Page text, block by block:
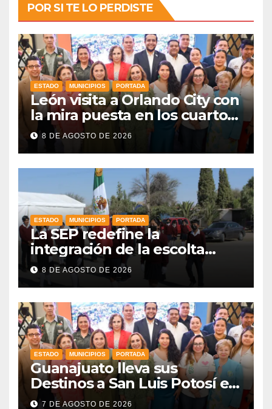
POR SI TE LO PERDISTE
ESTADO MUNICIPIOS PORTADA
León visita a Orlando City con
la mira puesta en los cuartos
de final
8 DE AGOSTO DE 2026
ESTADO MUNICIPIOS PORTADA
La SEP redefine la
integración de la escolta
escolar prioritando la
inclusión
8 DE AGOSTO DE 2026
ESTADO MUNICIPIOS PORTADA
Guanajuato lleva sus
Destinos a San Luis Potosí en
vísperas de la FENAPO
7 DE AGOSTO DE 2026